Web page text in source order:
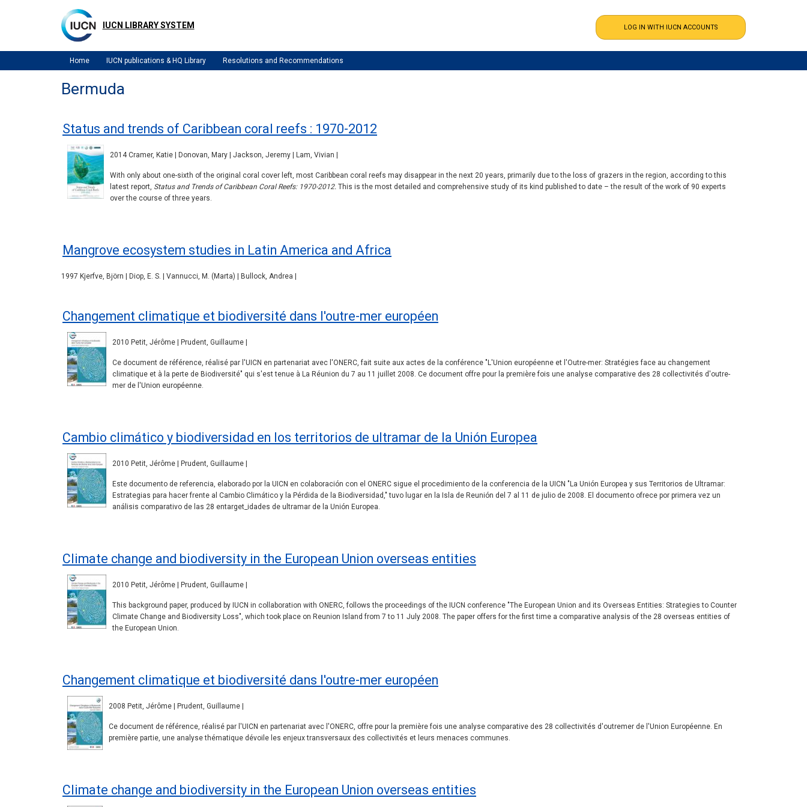
IUCN LIBRARY SYSTEM
Home IUCN publications & HQ Library Resolutions and Recommendations
Bermuda
Status and trends of Caribbean coral reefs : 1970-2012
2014 Cramer, Katie | Donovan, Mary | Jackson, Jeremy | Lam, Vivian |
With only about one-sixth of the original coral cover left, most Caribbean coral reefs may disappear in the next 20 years, primarily due to the loss of grazers in the region, according to this
latest report, Status and Trends of Caribbean Coral Reefs: 1970-2012. This is the most detailed and comprehensive study of its kind published to date – the result of the work of 90 experts
over the course of three years.
Mangrove ecosystem studies in Latin America and Africa
1997 Kjerfve, Björn | Diop, E. S. | Vannucci, M. (Marta) | Bullock, Andrea |
Changement climatique et biodiversité dans l'outre-mer européen
2010 Petit, Jérôme | Prudent, Guillaume |
Ce document de référence, réalisé par l'UICN en partenariat avec l'ONERC, fait suite aux actes de la conférence "L'Union européenne et l'Outre-mer: Stratégies face au changement
climatique et à la perte de Biodiversité" qui s'est tenue à La Réunion du 7 au 11 juillet 2008. Ce document offre pour la première fois une analyse comparative des 28 collectivités d'outre-
mer de l'Union européenne.
Cambio climático y biodiversidad en los territorios de ultramar de la Unión Europea
2010 Petit, Jérôme | Prudent, Guillaume |
Este documento de referencia, elaborado por la UICN en colaboración con el ONERC sigue el procedimiento de la conferencia de la UICN "La Unión Europea y sus Territorios de Ultramar:
Estrategias para hacer frente al Cambio Climático y la Pérdida de la Biodiversidad," tuvo lugar en la Isla de Reunión del 7 al 11 de julio de 2008. El documento ofrece por primera vez un
análisis comparativo de las 28 entarget_idades de ultramar de la Unión Europea.
Climate change and biodiversity in the European Union overseas entities
2010 Petit, Jérôme | Prudent, Guillaume |
This background paper, produced by IUCN in collaboration with ONERC, follows the proceedings of the IUCN conference "The European Union and its Overseas Entities: Strategies to Counter
Climate Change and Biodiversity Loss", which took place on Reunion Island from 7 to 11 July 2008. The paper offers for the first time a comparative analysis of the 28 overseas entities of
the European Union.
Changement climatique et biodiversité dans l'outre-mer européen
2008 Petit, Jérôme | Prudent, Guillaume |
Ce document de référence, réalisé par l'UICN en partenariat avec l'ONERC, offre pour la première fois une analyse comparative des 28 collectivités d'outremer de l'Union Européenne. En
première partie, une analyse thématique dévoile les enjeux transversaux des collectivités et leurs menaces communes.
Climate change and biodiversity in the European Union overseas entities